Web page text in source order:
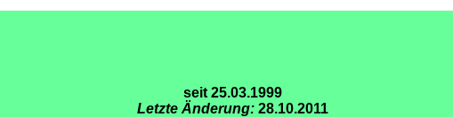
seit 25.03.1999
Letzte Änderung: 28.10.2011